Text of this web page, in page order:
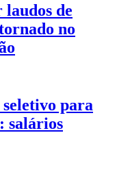
de
no
para
salários